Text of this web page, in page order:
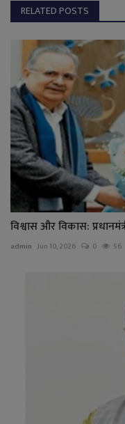
RELATED POSTS
विश्वास और विकास:
admin Jun 10, 2026 0 56